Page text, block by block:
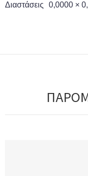
Διαστάσεις
0,0000 ×